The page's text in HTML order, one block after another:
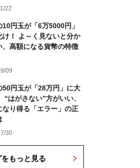
22
10円玉が「6万5000円」
け！ よ～く見ないと分か
、高額になる貨幣の特徴
09
50円玉が「28万円」に大
“はがさない”方がいい、
なり得る「エラー」の正
30
もっと見る